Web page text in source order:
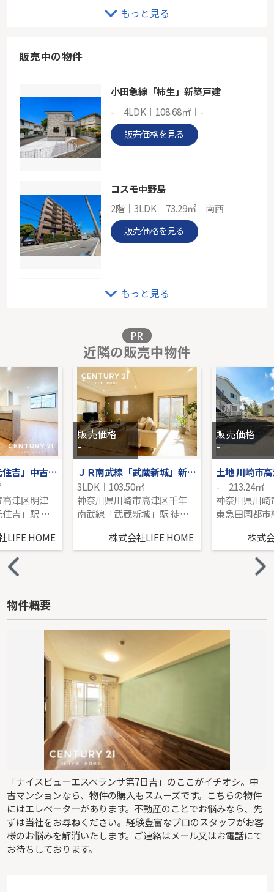
-
-
110.55㎡
もっと見る
販売中の物件
小田急線「柿生」新築戸建
-｜4LDK｜108.68㎡｜-
販売価格を見る
コスモ中野島
2階｜3LDK｜73.29㎡｜南西
販売価格を見る
販売価格を見る
ＪＲ南武線「武蔵新城」中古戸建
-｜4LDK｜94.80㎡｜南
販売価格を見る
もっと見る
PR
近隣の販売中物件
東急東横線「元住吉」中古戸建
津区明津
東急東横線「元住吉」駅 徒歩20分
LIFE HOME
販売価格
-
ＪＲ南武線「武蔵新城」新築戸建
3LDK｜103.50㎡
神奈川県川崎市高津区千年
南武線「武蔵新城」駅 徒歩22分
株式会社LIFE HOME
販売価格
-
-｜213.24㎡
株式
物件概要
「ナイスビューエスペランサ第7日吉」のここがイチオシ。中
古マンションなら、物件の購入もスムーズです。こちらの物件
にはエレベーターがあります。不動産のことでお悩みなら、先
ずは当社をお尋ねください。経験豊富なプロのスタッフがお客
様のお悩みを解消いたします。ご連絡はメール又はお電話にて
お待ちしております。